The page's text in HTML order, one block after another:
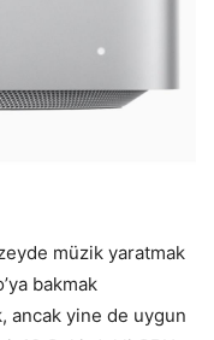
müzik yaratmak
bakmak
ancak yine de uygun